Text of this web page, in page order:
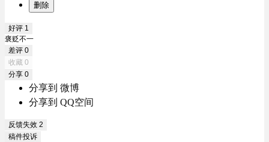
删除
好评 1
褒贬不一
差评 0
收藏 0
分享 0
分享到 微博
分享到 QQ空间
反馈失效 2
稿件投诉